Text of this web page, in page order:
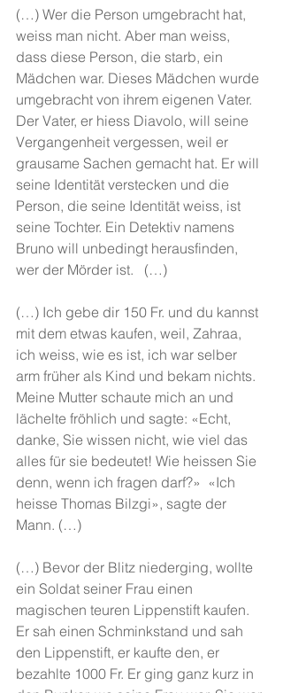
(…) Wer die Person umgebracht hat,
weiss man nicht. Aber man weiss,
dass diese Person, die starb, ein
Mädchen war. Dieses Mädchen wurde
umgebracht von ihrem eigenen Vater.
Der Vater, er hiess Diavolo, will seine
Vergangenheit vergessen, weil er
grausame Sachen gemacht hat. Er will
seine Identität verstecken und die
Person, die seine Identität weiss, ist
seine Tochter. Ein Detektiv namens
Bruno will unbedingt herausfinden,
wer der Mörder ist.   (…)
(…) Ich gebe dir 150 Fr. und du kannst
mit dem etwas kaufen, weil, Zahraa,
ich weiss, wie es ist, ich war selber
arm früher als Kind und bekam nichts.
Meine Mutter schaute mich an und
lächelte fröhlich und sagte: «Echt,
danke, Sie wissen nicht, wie viel das
alles für sie bedeutet! Wie heissen Sie
denn, wenn ich fragen darf?»  «Ich
heisse Thomas Bilzgi», sagte der
Mann. (…)
(…) Bevor der Blitz niederging, wollte
ein Soldat seiner Frau einen
magischen teuren Lippenstift kaufen.
Er sah einen Schminkstand und sah
den Lippenstift, er kaufte den, er
bezahlte 1000 Fr. Er ging ganz kurz in